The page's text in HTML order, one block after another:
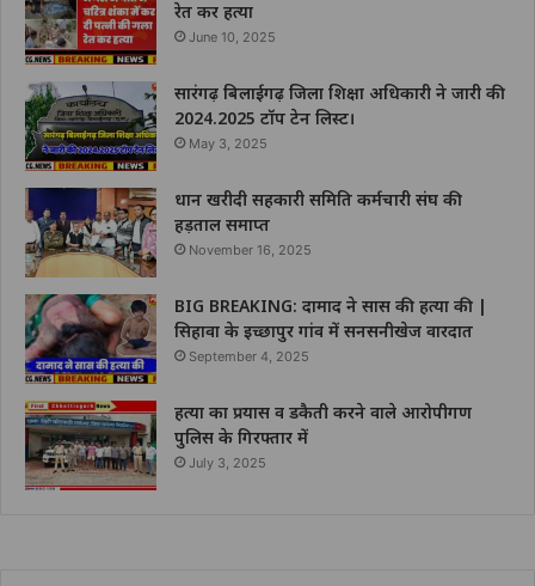
रेत कर हत्या
June 10, 2025
सारंगढ़ बिलाईगढ़ जिला शिक्षा अधिकारी ने जारी की
2024.2025 टॉप टेन लिस्ट।
May 3, 2025
धान खरीदी सहकारी समिति कर्मचारी संघ की
हड़ताल समाप्त
November 16, 2025
BIG BREAKING: दामाद ने सास की हत्या की |
सिहावा के इच्छापुर गांव में सनसनीखेज वारदात
September 4, 2025
हत्या का प्रयास व डकैती करने वाले आरोपीगण
पुलिस के गिरफ्तार में
July 3, 2025